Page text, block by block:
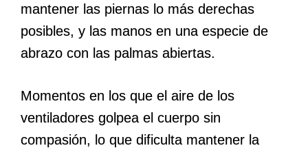
mantener las piernas lo más derechas
posibles, y las manos en una especie de
abrazo con las palmas abiertas.
Momentos en los que el aire de los
ventiladores golpea el cuerpo sin
compasión, lo que dificulta mantener la